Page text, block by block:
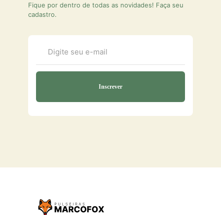
Fique por dentro de todas as novidades! Faça seu
cadastro.